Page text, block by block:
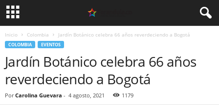
Inicio Colombia Jardín Botánico celebra 66 años reverdeciendo a Bogotá
COLOMBIA EVENTOS
Jardín Botánico celebra 66 años
reverdeciendo a Bogotá
Por Carolina Guevara - 4 agosto, 2021 1179